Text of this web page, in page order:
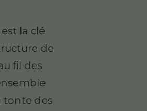
la clé
de
fil des
tonte des